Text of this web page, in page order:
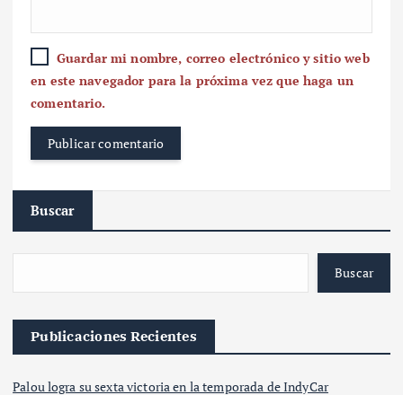
Guardar mi nombre, correo electrónico y sitio web
en este navegador para la próxima vez que haga un
comentario.
Buscar
Buscar
Publicaciones Recientes
Palou logra su sexta victoria en la temporada de IndyCar